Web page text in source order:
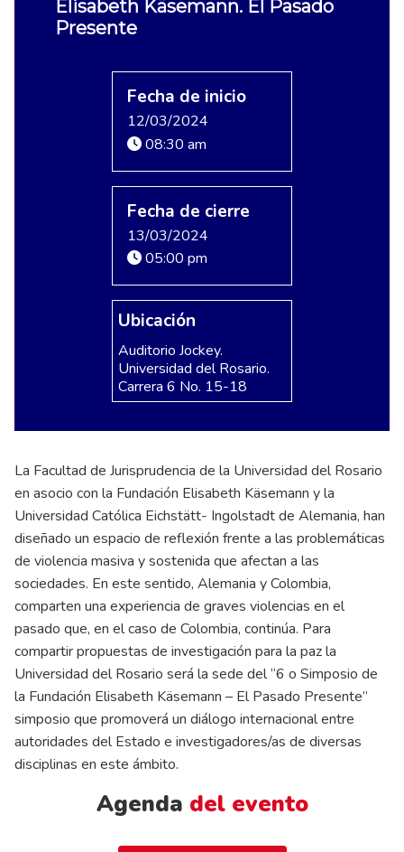
Elisabeth Käsemann. El Pasado
Presente
Fecha de inicio
12/03/2024
08:30 am
Fecha de cierre
13/03/2024
05:00 pm
Ubicación
Auditorio Jockey.
Universidad del Rosario.
Carrera 6 No. 15-18
La Facultad de Jurisprudencia de la Universidad del Rosario
en asocio con la Fundación Elisabeth Käsemann y la
Universidad Católica Eichstätt- Ingolstadt de Alemania, han
diseñado un espacio de reflexión frente a las problemáticas
de violencia masiva y sostenida que afectan a las
sociedades. En este sentido, Alemania y Colombia,
comparten una experiencia de graves violencias en el
pasado que, en el caso de Colombia, continúa. Para
compartir propuestas de investigación para la paz la
Universidad del Rosario será la sede del “6 o Simposio de
la Fundación Elisabeth Käsemann – El Pasado Presente”
simposio que promoverá un diálogo internacional entre
autoridades del Estado e investigadores/as de diversas
disciplinas en este ámbito.
Agenda del evento